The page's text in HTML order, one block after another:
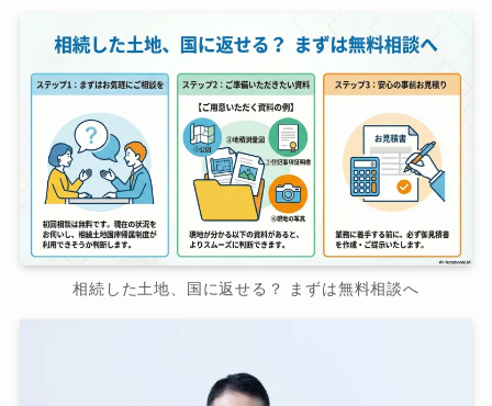
相続した土地、国に返せる？ まずは無料相談へ